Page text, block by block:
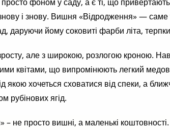
і знову. Вишня «Відродження» —
даруючи йому соковиті фарби літа,
але з широкою, розлогою кроною.
квітами, що випромінюють легкий
якою хочеться сховатися від спеки, а
рубінових ягід.
не просто вишні, а маленькі